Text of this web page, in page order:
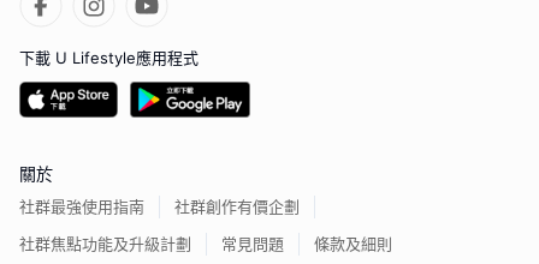
下載 U Lifestyle應用程式
關於
社群最強使用指南
社群創作有價企劃
社群焦點功能及升級計劃
常見問題 條款及細則